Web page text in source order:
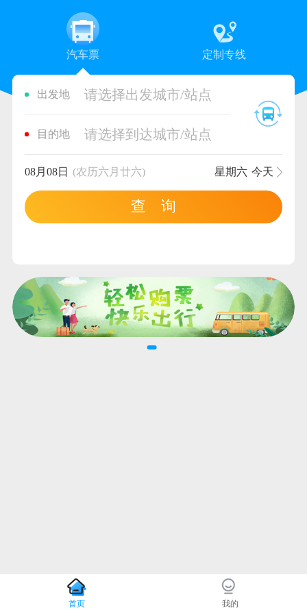
汽车票 定制专线
出发地 请选择出发城市/站点
目的地 请选择到达城市/站点
08月08日 (农历六月廿六) 星期六 今天
查 询
首页 我的